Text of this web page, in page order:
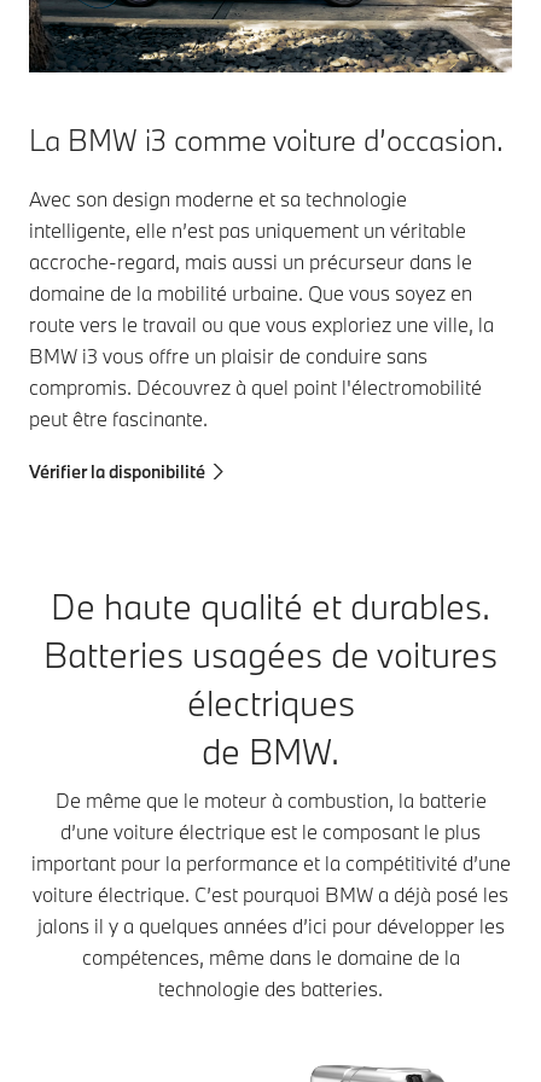
La BMW i3 comme voiture d’occasion.
Avec son design moderne et sa technologie
intelligente, elle n’est pas uniquement un véritable
accroche-regard, mais aussi un précurseur dans le
domaine de la mobilité urbaine. Que vous soyez en
route vers le travail ou que vous exploriez une ville, la
BMW i3 vous offre un plaisir de conduire sans
compromis. Découvrez à quel point l'électromobilité
peut être fascinante.
Vérifier la disponibilité
De haute qualité et durables.
Batteries usagées de voitures
électriques
de BMW.
De même que le moteur à combustion, la batterie
d’une voiture électrique est le composant le plus
important pour la performance et la compétitivité d’une
voiture électrique. C’est pourquoi BMW a déjà posé les
jalons il y a quelques années d’ici pour développer les
compétences, même dans le domaine de la
technologie des batteries.